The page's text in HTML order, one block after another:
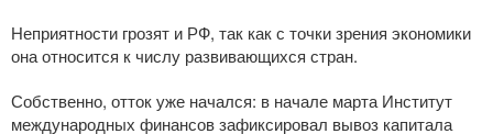
Неприятности грозят и РФ, так как с точки зрения экономики
она относится к числу развивающихся стран.
Собственно, отток уже начался: в начале марта Институт
международных финансов зафиксировал вывоз капитала